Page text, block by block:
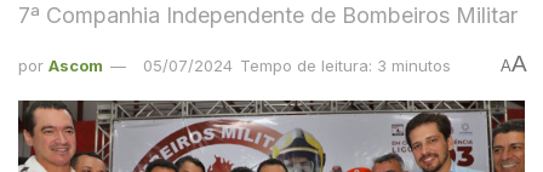
7ª Companhia Independente de Bombeiros Militar
por Ascom 05/07/2024 Tempo de leitura: 3 minutos AA